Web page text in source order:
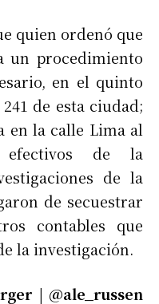
quien ordenó que
un procedimiento
en el quinto
de esta ciudad;
en la calle Lima al
de la
de la
de secuestrar
contables que
la investigación.
| @ale_russen